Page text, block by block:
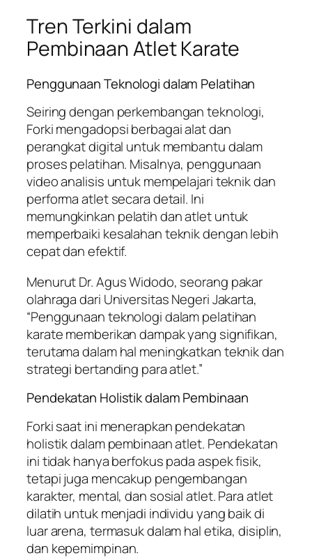
Tren Terkini dalam
Pembinaan Atlet Karate
Penggunaan Teknologi dalam Pelatihan
Seiring dengan perkembangan teknologi,
Forki mengadopsi berbagai alat dan
perangkat digital untuk membantu dalam
proses pelatihan. Misalnya, penggunaan
video analisis untuk mempelajari teknik dan
performa atlet secara detail. Ini
memungkinkan pelatih dan atlet untuk
memperbaiki kesalahan teknik dengan lebih
cepat dan efektif.
Menurut Dr. Agus Widodo, seorang pakar
olahraga dari Universitas Negeri Jakarta,
“Penggunaan teknologi dalam pelatihan
karate memberikan dampak yang signifikan,
terutama dalam hal meningkatkan teknik dan
strategi bertanding para atlet.”
Pendekatan Holistik dalam Pembinaan
Forki saat ini menerapkan pendekatan
holistik dalam pembinaan atlet. Pendekatan
ini tidak hanya berfokus pada aspek fisik,
tetapi juga mencakup pengembangan
karakter, mental, dan sosial atlet. Para atlet
dilatih untuk menjadi individu yang baik di
luar arena, termasuk dalam hal etika, disiplin,
dan kepemimpinan.